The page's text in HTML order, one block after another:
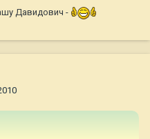
Давидович -